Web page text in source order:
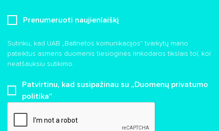
Prenumeruoti naujienlaiškį
Sutinku, kad UAB „Baltnetos komunikacijos" tvarkytų mano
pateiktus asmens duomenis tiesioginės rinkodaros tikslais tol, kol
neatšauksiu sutikimo.
Patvirtinu, kad susipažinau su „ Duomenų privatumo
politika “